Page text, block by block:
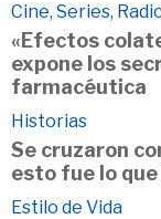
Cine, Series,
«Efectos
expone los
farmacéutica
Historias
Se cruzaron
esto fue lo
Estilo de Vida